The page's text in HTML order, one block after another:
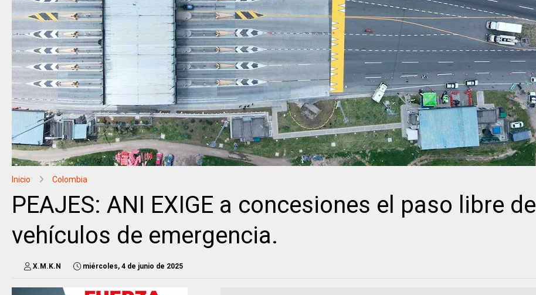
Inicio Colombia
PEAJES: ANI EXIGE a concesiones el paso libre de
vehículos de emergencia.
X.M.K.N miércoles, 4 de junio de 2025